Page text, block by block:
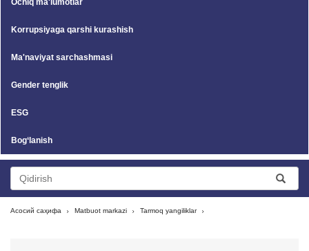
Korrupsiyaga qarshi kurashish
Ma'naviyat sarchashmasi
Gender tenglik
ESG
Bog‘lanish
Асосий саҳифа Matbuot markazi Tarmoq yangiliklar